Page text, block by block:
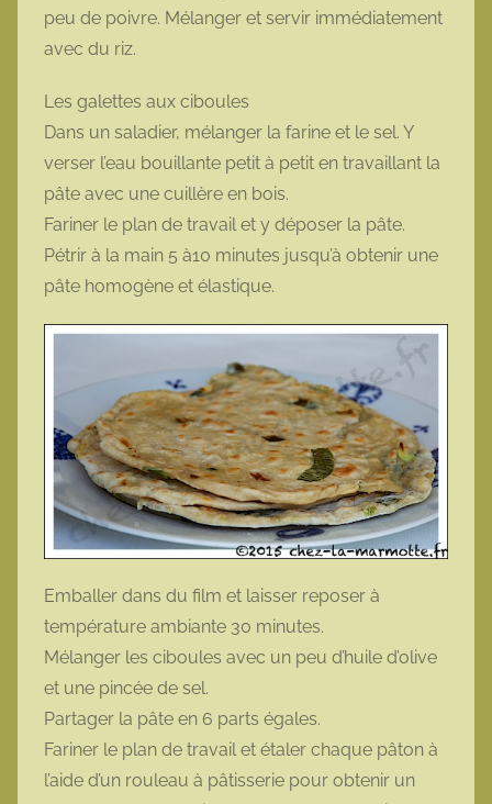
peu de poivre. Mélanger et servir immédiatement
avec du riz.
Les galettes aux ciboules
Dans un saladier, mélanger la farine et le sel. Y
verser l’eau bouillante petit à petit en travaillant la
pâte avec une cuillère en bois.
Fariner le plan de travail et y déposer la pâte.
Pétrir à la main 5 à10 minutes jusqu’à obtenir une
pâte homogène et élastique.
Emballer dans du film et laisser reposer à
température ambiante 30 minutes.
Mélanger les ciboules avec un peu d’huile d’olive
et une pincée de sel.
Partager la pâte en 6 parts égales.
Fariner le plan de travail et étaler chaque pâton à
l’aide d’un rouleau à pâtisserie pour obtenir un